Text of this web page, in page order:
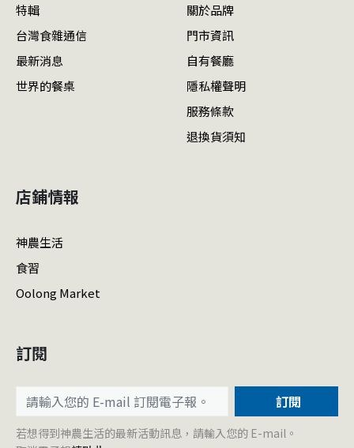
特輯
台灣食雜通信
最新消息
世界的餐桌
關於品牌
門市資訊
自有餐廳
隱私權聲明
服務條款
退換貨須知
店鋪情報
神農生活
食習
Oolong Market
訂閱
訂閱
若想得到神農生活的最新活動訊息，請輸入您的 E-mail。